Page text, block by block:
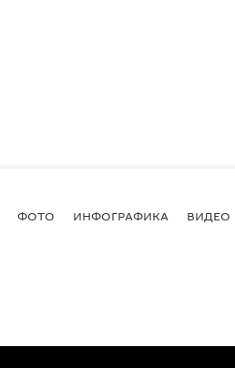
ФОТО ИНФОГРАФИКА ВИДЕО